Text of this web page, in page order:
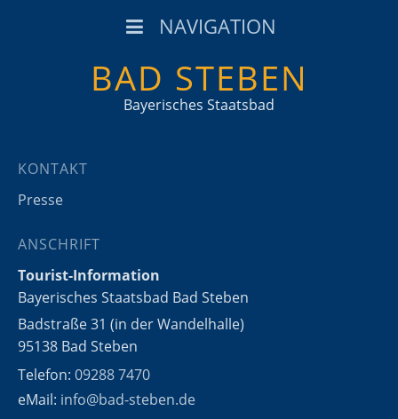
NAVIGATION
BAD STEBEN
Bayerisches Staatsbad
KONTAKT
Presse
ANSCHRIFT
Tourist-Information
Bayerisches Staatsbad Bad Steben
Badstraße 31 (in der Wandelhalle)
95138 Bad Steben
Telefon: 09288 7470
eMail: info@bad-steben.de